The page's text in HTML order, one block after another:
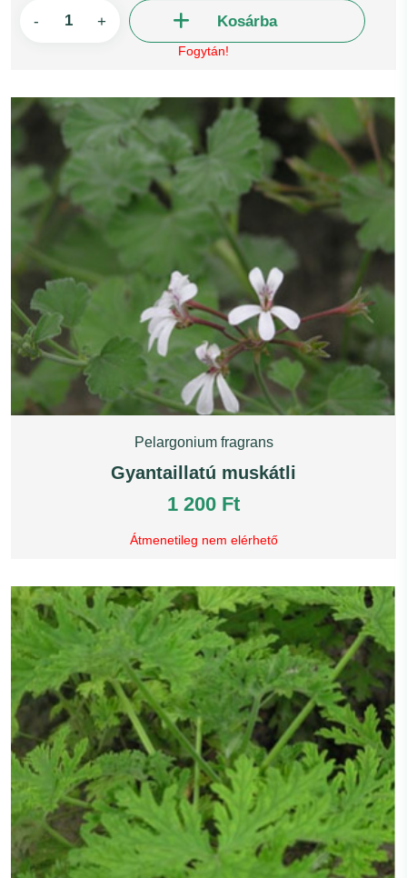
- + Kosárba
Fogytán!
Pelargonium fragrans
Gyantaillatú muskátli
1 200 Ft
Átmenetileg nem elérhető